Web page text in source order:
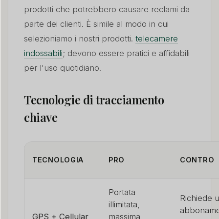
prodotti che potrebbero causare reclami da
parte dei clienti. È simile al modo in cui
selezioniamo i nostri prodotti. telecamere
indossabili; devono essere pratici e affidabili
per l'uso quotidiano.
Tecnologie di tracciamento
chiave
TECNOLOGIA PRO CONTRO
GPS + Cellular
Portata
illimitata,
massima
Richiede